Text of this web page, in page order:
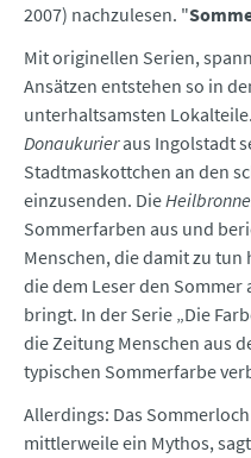
2007) nachzulesen. "
Mit originellen Serien,
Ansätzen entstehen so in
unterhaltsamsten
Donaukurieraus Ingolstadt
Stadtmaskottchen an den
einzusenden. Die
Sommerfarben aus und
Menschen, die damit zu tun
die dem Leser den
bringt. In der Serie „Die
die Zeitung Menschen aus
typischen Sommerfarbe
Allerdings: Das
mittlerweile ein Mythos,